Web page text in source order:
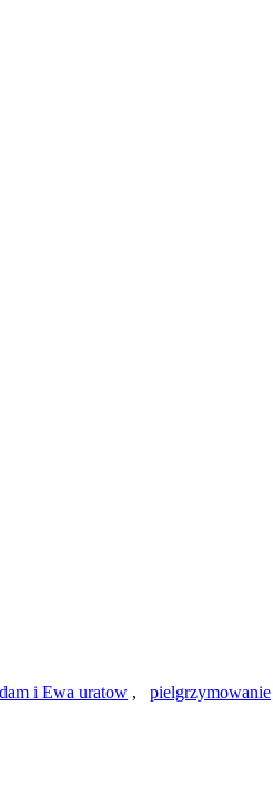
i Ewa uratow , pielgrzymowanie